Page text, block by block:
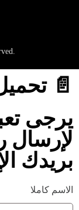
📄
يرجى
لإرسال
بريدك
الاسم كاملا